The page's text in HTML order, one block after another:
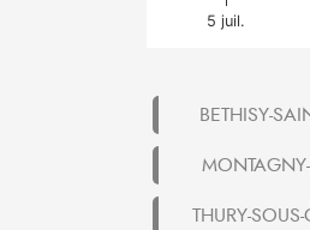
5 juil.
BETHISY-
THURY-